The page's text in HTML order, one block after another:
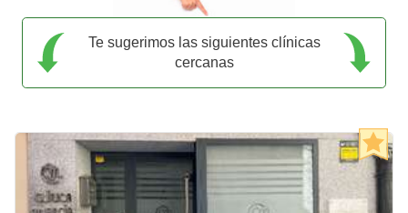
Te sugerimos las siguientes clínicas
cercanas